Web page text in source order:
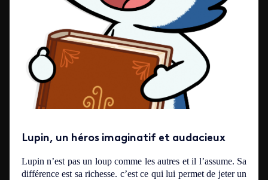
Lupin, un héros imaginatif et audacieux
Lupin n’est pas un loup comme les autres et il l’assume. Sa
différence est sa richesse. c’est ce qui lui permet de jeter un